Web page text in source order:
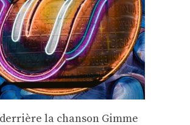
la chanson Gimme